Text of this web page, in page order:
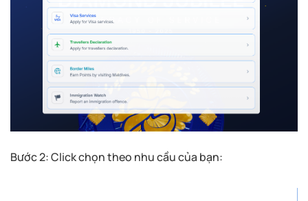
Bước 2: Click chọn theo nhu cầu của bạn: